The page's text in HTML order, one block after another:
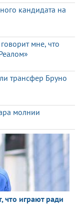
кандидата на
мне, что
трансфер Бруно
молнии
что играют ради